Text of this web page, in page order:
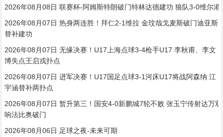
2026年08月08日 联赛杯-阿姆斯特朗破门特林达德建功 狼队3-0维尔港
2026年08月07日 热身两连胜！拜仁2-1维拉 金玟哉戈麦斯破门迪亚斯
替补建功
2026年08月07日 无缘决赛！U17上海点球3-4枪手U17 李秋甫、李文
博失点王启戎扑点
2026年08月07日 进军决赛！U17国足点球3-1河床U17将战阿森纳 江
宇涵替补两扑点
2026年08月07日 暂升第三！国安4-0新鹏城7轮不败 张玉宁传射达万双
响法比奥破门
2026年08月06日 足球之夜-未来可期